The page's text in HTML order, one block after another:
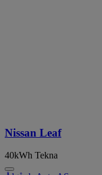
Nissan Leaf
40kWh Tekna